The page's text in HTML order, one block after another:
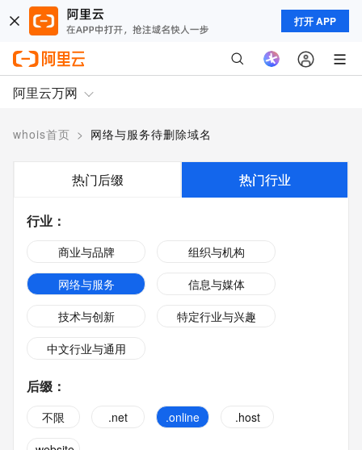
打开 APP
阿里云万网
whois首页 > 网络与服务待删除域名
热门后缀 热门行业
行业 ：
商业与品牌
组织与机构
网络与服务
信息与媒体
技术与创新
特定行业与兴趣
中文行业与通用
后缀 ：
不限 .net .online
.host